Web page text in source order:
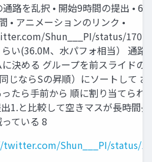
路を乱択 • 開始9時間の提出 • 6
• アニメーションのリンク •
Shun___PI/status/
らい(36.0M、水パフォ相当） 通
決める グループを前スライドの
じならSの昇順）にソートして
たら手前から 順に割り当てられ
出1.と比較して空きマスが長時間
ている 8
Shun___PI/status/